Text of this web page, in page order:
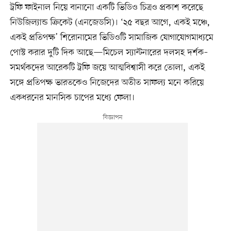
ট্রফি ফাইনাল নিয়ে বানানো একটি ভিডিও চিত্রও প্রকাশ করেছে
নিউজিল্যান্ড ক্রিকেট (এনজেডসি)। ‘২৫ বছর আগে, একই মঞ্চে,
একই প্রতিপক্ষ’ শিরোনামের ভিডিওটি সামাজিক যোগাযোগমাধ্যমে
পোস্ট করার দুটি দিক আছে—মিচেল স্যান্টনারের দলসহ দর্শক–
সমর্থকদের আরেকটি ট্রফি জয়ে আত্মবিশ্বাসী করে তোলা, একই
সঙ্গে প্রতিপক্ষ ভারতকেও নিজেদের অতীত সাফল্য মনে করিয়ে
একধরনের মানসিক চাপের মধ্যে ফেলা।